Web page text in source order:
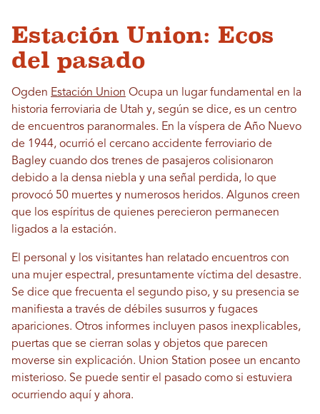
Estación Union: Ecos
del pasado
Ogden Estación Union Ocupa un lugar fundamental en la
historia ferroviaria de Utah y, según se dice, es un centro
de encuentros paranormales. En la víspera de Año Nuevo
de 1944, ocurrió el cercano accidente ferroviario de
Bagley cuando dos trenes de pasajeros colisionaron
debido a la densa niebla y una señal perdida, lo que
provocó 50 muertes y numerosos heridos. Algunos creen
que los espíritus de quienes perecieron permanecen
ligados a la estación.
El personal y los visitantes han relatado encuentros con
una mujer espectral, presuntamente víctima del desastre.
Se dice que frecuenta el segundo piso, y su presencia se
manifiesta a través de débiles susurros y fugaces
apariciones. Otros informes incluyen pasos inexplicables,
puertas que se cierran solas y objetos que parecen
moverse sin explicación. Union Station posee un encanto
misterioso. Se puede sentir el pasado como si estuviera
ocurriendo aquí y ahora.